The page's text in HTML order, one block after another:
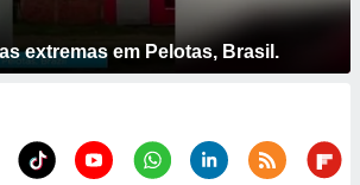
extremas em Pelotas, Brasil.